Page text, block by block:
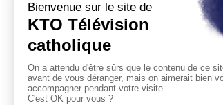
encore plus forte
dans de nombreux
maintient depuis
en direct de la
Garde, à Marseille,
Le lundi à 7h25, la
Du mardi au samedi